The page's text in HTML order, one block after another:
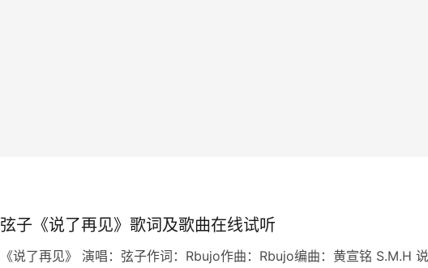
弦子《说了再见》歌词及歌曲在线试听
《说了再见》 演唱：弦子作词：Rbujo作曲：Rbujo编曲：黄宣铭 S.M.H